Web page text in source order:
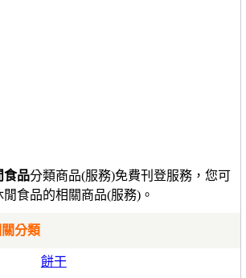
食品分類商品(服務)免費刊登服務，您可
食品的相關商品(服務)。
分類
餅干